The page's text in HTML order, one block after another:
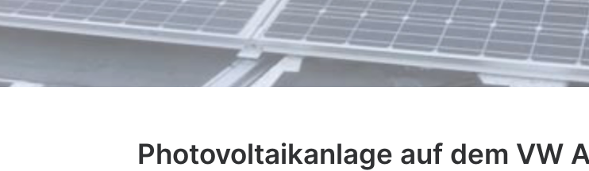
Photovoltaikanlage auf dem VW